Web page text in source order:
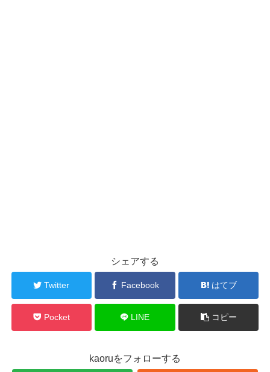
シェアする
Twitter Facebook はてブ
Pocket LINE コピー
kaoruをフォローする